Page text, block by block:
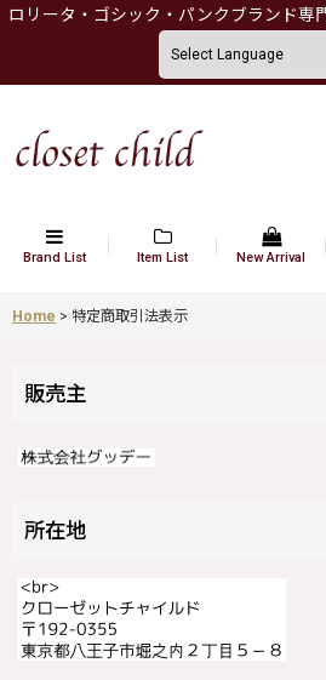
ロリータ・ゴシック・パンクブランド専
Brand List Item List New Arrival
Home > 特定商取引法表示
販売主
所在地